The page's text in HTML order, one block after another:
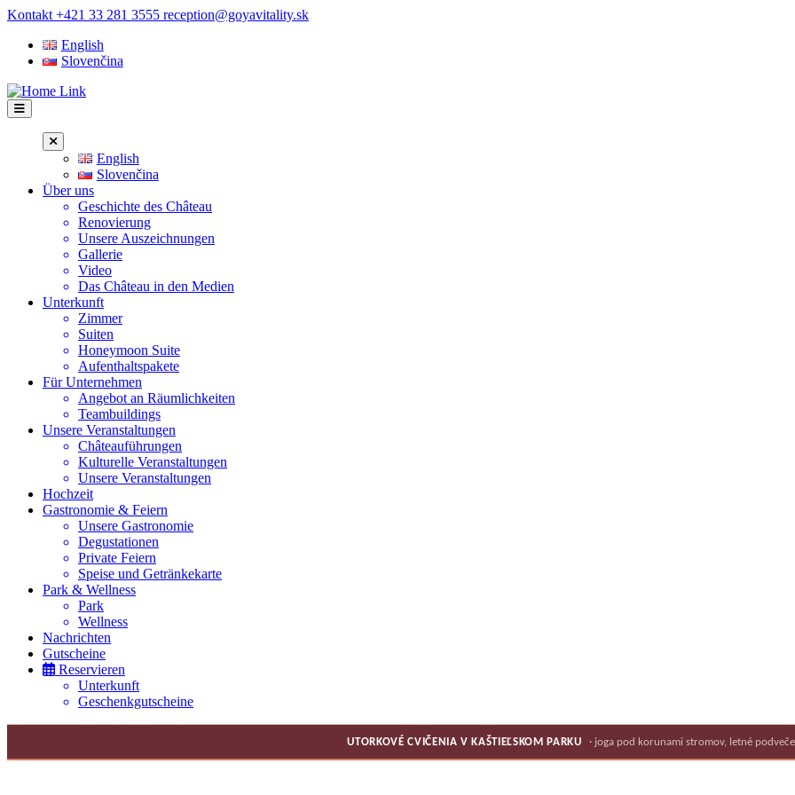
Zum
springen
Kontakt +421 33 281 3555 reception@goyavitality.sk
English
Slovenčina
English
Slovenčina
Über uns
Geschichte des Château
Renovierung
Unsere Auszeichnungen
Gallerie
Video
Das Château in den Medien
Unterkunft
Zimmer
Suiten
Honeymoon Suite
Aufenthaltspakete
Für Unternehmen
Angebot an Räumlichkeiten
Teambuildings
Unsere Veranstaltungen
Châteauführungen
Kulturelle Veranstaltungen
Unsere Veranstaltungen
Hochzeit
Gastronomie & Feiern
Unsere Gastronomie
Degustationen
Private Feiern
Speise und Getränkekarte
Park & Wellness
Park
Wellness
Nachrichten
Gutscheine
Reservieren
Unterkunft
Geschenkgutscheine
UTORKOVÉ CVIČENIA V KAŠTIEĽSKOM PARKU · joga pod korunami stromov, letné